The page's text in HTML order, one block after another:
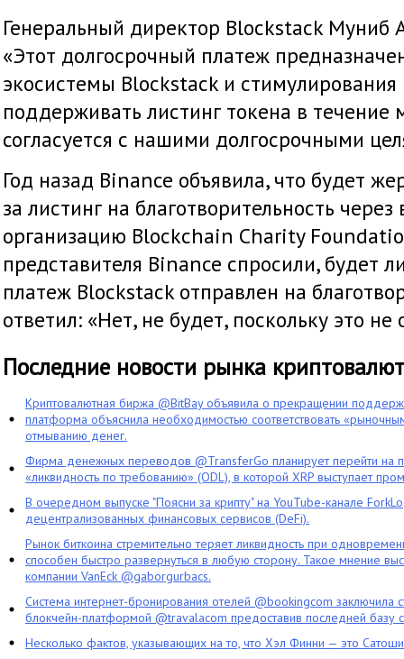
Генеральный директор Blockstack Муниб
«Этот долгосрочный платеж
экосистемы Blockstack и
поддерживать листинг токена в течение
согласуется с нашими долгосрочными
Год назад Binance объявила, что будет
за листинг на благотворительность
организацию Blockchain Charity
представителя Binance спросили, будет
платеж Blockstack отправлен на
ответил: «Нет, не будет, поскольку это не
Последние новости рынка криптовалют
Криптовалютная биржа @BitBay объявила о прекращении
платформа объяснила необходимостью соответствовать
отмыванию денег.
Фирма денежных переводов @TransferGo планирует перейти на
«ликвидность по требованию» (ODL), в которой XRP выступает
В очередном выпуске "Поясни за крипту" на YouTube-канале
децентрализованных финансовых сервисов (DeFi).
Рынок биткоина стремительно теряет ликвидность при
способен быстро развернуться в любую сторону. Такое мнение
компании VanEck @gaborgurbacs.
Система интернет-бронирования отелей @bookingcom заключила
блокчейн-платформой @travalacom предоставив последней базу
Несколько фактов, указывающих на то, что Хэл Финни — это